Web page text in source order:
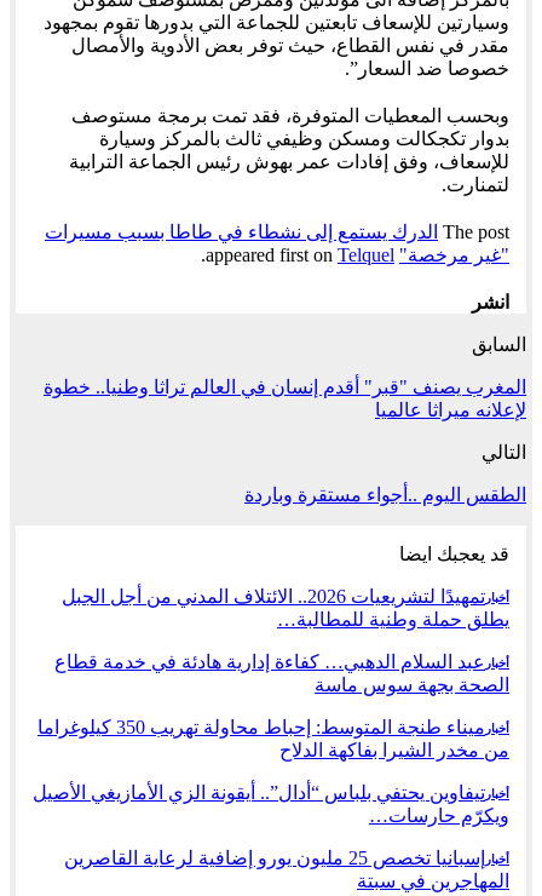
وسيارتين للإسعاف تابعتين للجماعة التي بدورها تقوم بمجهود
مقدر في نفس القطاع، حيث توفر بعض الأدوية والأمصال
خصوصا ضد السعار”.
وبحسب المعطيات المتوفرة، فقد تمت برمجة مستوصف
بدوار تكجكالت ومسكن وظيفي ثالث بالمركز وسيارة
للإسعاف، وفق إفادات عمر بهوش رئيس الجماعة الترابية
لتمنارت.
The post الدرك يستمع إلى نشطاء في طاطا بسبب مسيرات
"غير مرخصة" Telquel
.
انشر
السابق
المغرب يصنف "قبر" أقدم إنسان في العالم تراثا وطنيا.. خطوة
لإعلانه ميراثا عالميا
التالي
الطقس اليوم ..أجواء مستقرة وباردة
قد يعجبك ايضا
أخبار
تمهيدًا لتشريعيات 2026.. الائتلاف المدني من أجل الجبل
يطلق حملة وطنية للمطالبة…
أخبار عبد السلام الدهبي… كفاءة إدارية هادئة في خدمة قطاع
الصحة بجهة سوس ماسة
أخبار
ميناء طنجة المتوسط: إحباط محاولة تهريب 350 كيلوغراما
من مخدر الشيرا بفاكهة الدلاح
أخبار تيفاوين يحتفي بلباس “أدال”.. أيقونة الزي الأمازيغي الأصيل
ويكرّم حارسات…
أخبار
إسبانيا تخصص 25 مليون يورو إضافية لرعاية القاصرين
المهاجرين في سبتة